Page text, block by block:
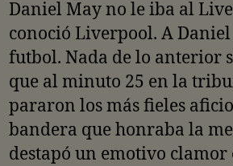
Daniel May no le iba al
conoció Liverpool. A
futbol. Nada de lo anterior
que al minuto 25 en la
pararon los más fieles
bandera que honraba la
destapó un emotivo